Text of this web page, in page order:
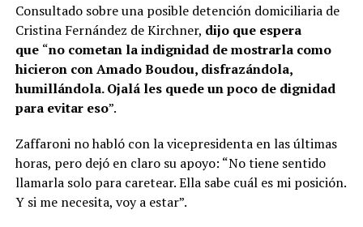
Consultado sobre una posible detención domiciliaria de
Cristina Fernández de Kirchner, dijo que espera
que “no cometan la indignidad de mostrarla como
hicieron con Amado Boudou, disfrazándola,
humillándola. Ojalá les quede un poco de dignidad
para evitar eso”.
Zaffaroni no habló con la vicepresidenta en las últimas
horas, pero dejó en claro su apoyo: “No tiene sentido
llamarla solo para caretear. Ella sabe cuál es mi posición.
Y si me necesita, voy a estar”.